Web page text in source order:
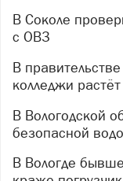
В Соколе проверили ход ремонта школы для детей
с ОВЗ
В правительстве заявляют: поток поступающих в
колледжи растёт
В Вологодской области назвали «дикие» пляжи с
безопасной
В Вологде бывшего работодателя обвинили в